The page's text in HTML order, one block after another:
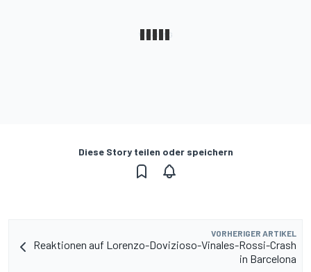
Diese Story teilen oder speichern
VORHERIGER ARTIKEL
Reaktionen auf Lorenzo-Dovizioso-Vinales-Rossi-Crash
in Barcelona